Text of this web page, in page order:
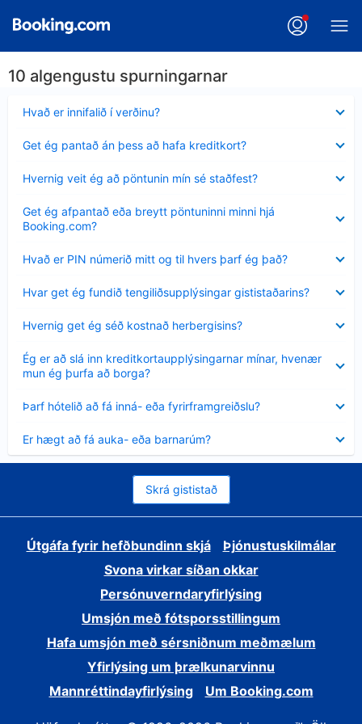
10 algengustu spurningarnar
Hvað er innifalið í verðinu?
sýnt
Get ég pantað án þess að hafa kreditkort?
sýnt
Hvernig veit ég að pöntunin mín sé staðfest?
sýnt
Get ég afpantað eða breytt pöntuninni minni hjá
Booking.com?
sýnt
Hvað er PIN númerið mitt og til hvers þarf ég það?
sýnt
Hvar get ég fundið tengiliðsupplýsingar gististaðarins?
sýnt
Hvernig get ég séð kostnað herbergisins?
sýnt
Ég er að slá inn kreditkortaupplýsingarnar mínar, hvenær
mun ég þurfa að borga?
Minna
sýnt
Þarf hótelið að fá inná- eða fyrirframgreiðslu?
sýnt
Er hægt að fá auka- eða barnarúm?
sýnt
Skrá gististað
Útgáfa fyrir hefðbundinn skjá
Þjónustuskilmálar
Svona virkar síðan okkar
Persónuverndaryfirlýsing
Umsjón með fótsporsstillingum
Hafa umsjón með sérsniðnum meðmælum
Yfirlýsing um þrælkunarvinnu
Mannréttindayfirlýsing
Um Booking.com